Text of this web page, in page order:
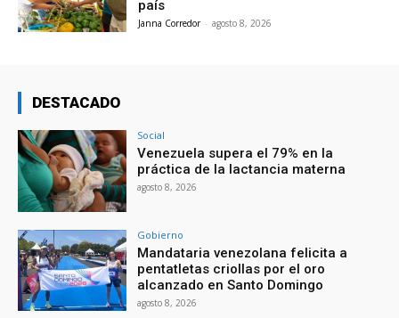
país
Janna Corredor - agosto 8, 2026
DESTACADO
Social
Venezuela supera el 79% en la
práctica de la lactancia materna
agosto 8, 2026
Gobierno
Mandataria venezolana felicita a
pentatletas criollas por el oro
alcanzado en Santo Domingo
agosto 8, 2026